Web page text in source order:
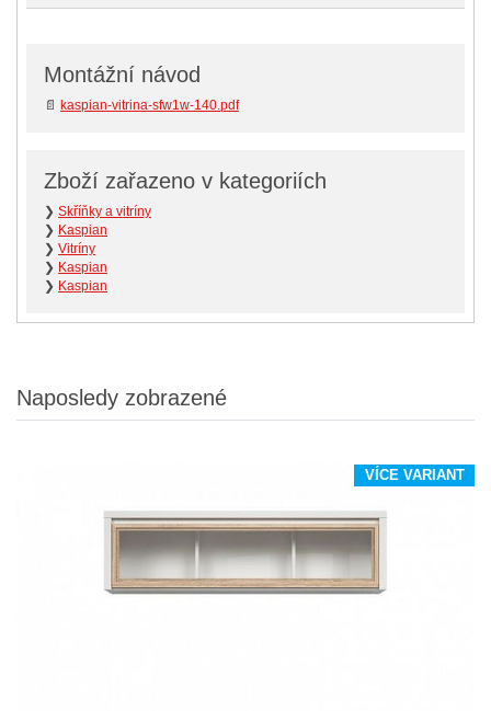
Montážní návod
📄 kaspian-vitrina-sfw1w-140.pdf
Zboží zařazeno v kategoriích
❯ Skříňky a vitríny
❯ Kaspian
❯ Vitríny
❯ Kaspian
❯ Kaspian
Naposledy zobrazené
VÍCE VARIANT